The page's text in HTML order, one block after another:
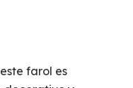
farol es